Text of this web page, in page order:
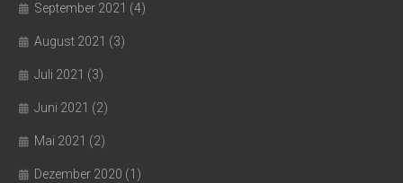
September 2021 (4)
August 2021 (3)
Juli 2021 (3)
Juni 2021 (2)
Mai 2021 (2)
Dezember 2020 (1)